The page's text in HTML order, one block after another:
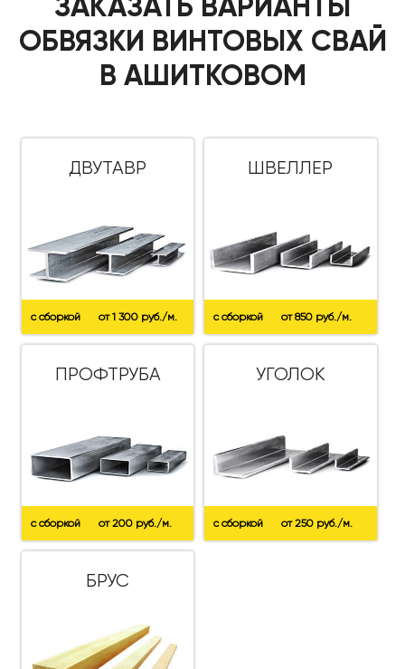
ОБВЯЗКИ ВИНТОВЫХ СВАЙ
В АШИТКОВОМ
ДВУТАВР
с сборкой от 1 300 руб./м.
ШВЕЛЛЕР
с сборкой от 850 руб./м.
ПРОФТРУБА
с сборкой от 200 руб./м.
УГОЛОК
с сборкой от 250 руб./м.
БРУС